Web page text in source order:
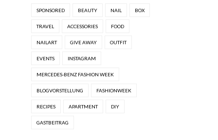
SPONSORED BEAUTY NAIL BOX
TRAVEL ACCESSORIES FOOD
NAILART GIVE AWAY OUTFIT
EVENTS INSTAGRAM
MERCEDES-BENZ FASHION WEEK
BLOGVORSTELLUNG FASHIONWEEK
RECIPES APARTMENT DIY
GASTBEITRAG